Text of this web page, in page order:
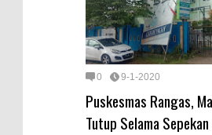
0 9-1-2020
Puskesmas Rangas,
Tutup Selama Sepekan